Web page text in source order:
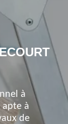
à
à
de